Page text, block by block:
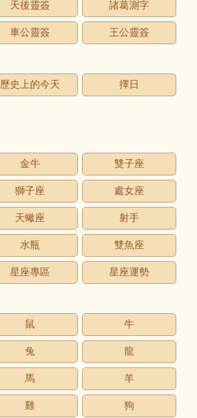
天後靈簽 諸葛測字
車公靈簽 王公靈簽
歷史上的今天 擇日
金牛 雙子座
獅子座 處女座
天蠍座 射手
水瓶 雙魚座
星座專區 星座運勢
鼠 牛
兔 龍
馬 羊
雞 狗